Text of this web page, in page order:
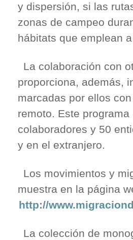
y dispersión, si las
zonas de campeo
hábitats que emplean
La colaboración con
proporciona, además,
marcadas por ellos
remoto. Este
colaboradores y 50
y en el extranjero.
Los movimientos y
muestra en la página
http://
La colección de